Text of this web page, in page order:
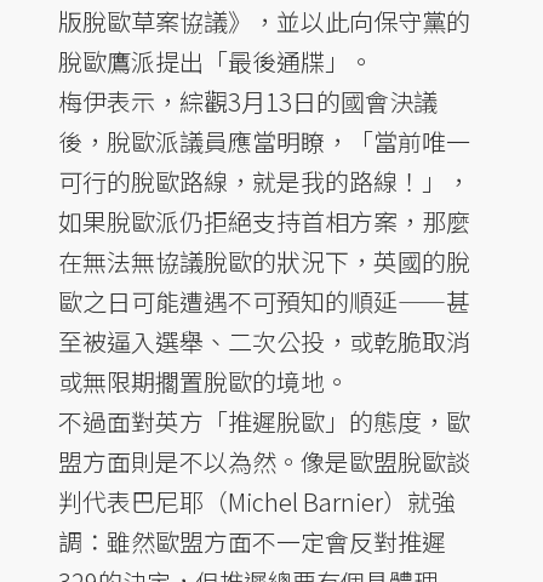
版脫歐草案協議》，並以此向保守黨的
脫歐鷹派提出「最後通牒」。
梅伊表示，綜觀3月13日的國會決議
後，脫歐派議員應當明瞭，「當前唯一
可行的脫歐路線，就是我的路線！」，
如果脫歐派仍拒絕支持首相方案，那麼
在無法無協議脫歐的狀況下，英國的脫
歐之日可能遭遇不可預知的順延——甚
至被逼入選舉、二次公投，或乾脆取消
或無限期擱置脫歐的境地。
不過面對英方「推遲脫歐」的態度，歐
盟方面則是不以為然。像是歐盟脫歐談
判代表巴尼耶（Michel Barnier）就強
調：雖然歐盟方面不一定會反對推遲